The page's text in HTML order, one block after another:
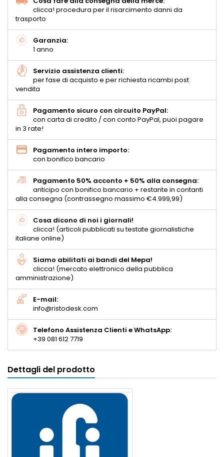
clicca! procedura per il risarcimento danni da
trasporto
Garanzia:
1 anno
Servizio assistenza clienti:
per fase di acquisto e per richiesta ricambi post
vendita
Pagamento sicuro con circuito PayPal:
con carta di credito / con conto PayPal, puoi pagare
in 3 rate!
Pagamento intero importo:
con bonifico bancario
Pagamento 50% acconto + 50% alla consegna:
anticipo con bonifico bancario + restante in contanti
alla consegna (contrassegno massimo €4.999,99)
Cosa dicono di noi i giornali!
clicca! (articoli pubblicati su testate giornalistiche
italiane online)
Siamo abilitati ai bandi del Mepa!
clicca! (mercato elettronico della pubblica
amministrazione)
E-mail:
info@ristodesk.com
Telefono Assistenza Clienti e WhatsApp:
+39 081 612 7719
Dettagli del prodotto